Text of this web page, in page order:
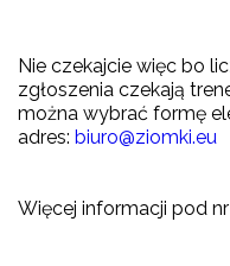
Nie czekajcie więc bo
zgłoszenia czekają
można wybrać formę
adres: biuro@ziomki.eu
Więcej informacji pod